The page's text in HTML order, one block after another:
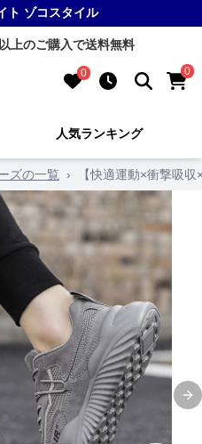
ト ゾコスタイル
上のご購入で送料無料
0 0
人気ランキング
ズの一覧 › 【快適運動×衝撃吸